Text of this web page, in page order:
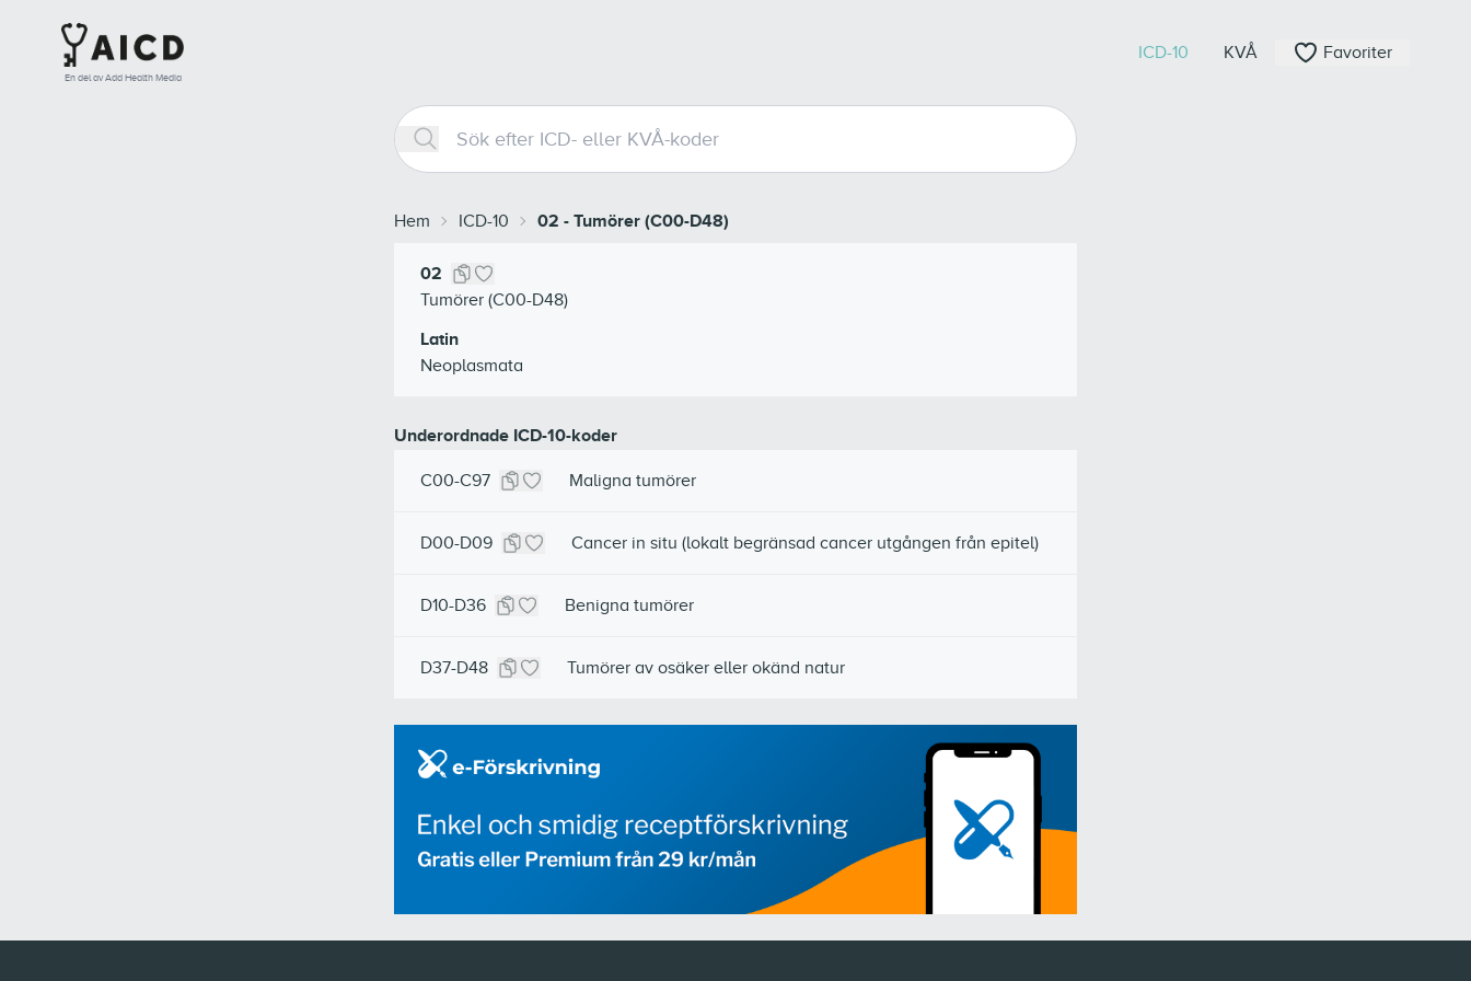
En del av Add Health Media
ICD-10 KVÅ Favoriter
Hem ICD-10 02 - Tumörer (C00-D48)
02
Tumörer (C00-D48)
Latin
Neoplasmata
Underordnade ICD-10-koder
C00-C97 Maligna tumörer
D00-D09 Cancer in situ (lokalt begränsad cancer utgången från epitel)
D10-D36 Benigna tumörer
D37-D48 Tumörer av osäker eller okänd natur